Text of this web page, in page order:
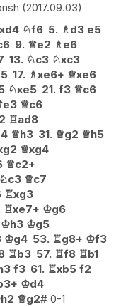
2017.09.03
xd4 ♘f6 5. ♗d3 e5
9. ♕e2 ♗e6
13. ♘c3 ♘xc3
17. ♗xe6+ ♕xe6
♘xe5 21. f3 ♕c6
e3 ♕c6
♖ad8
♕h3 31. ♕g2 ♕h5
♕xg4
♕c2+
♘c3 ♕c7
♖xg3
♖xe7+ ♔g6
♔h3 ♔g5
♔g4 53. ♖g8+ ♔f3
♖b3 57. ♖f8 ♖b1
f3 61. ♖xb5 f2
♔d4
h2 ♕g2# 0-1